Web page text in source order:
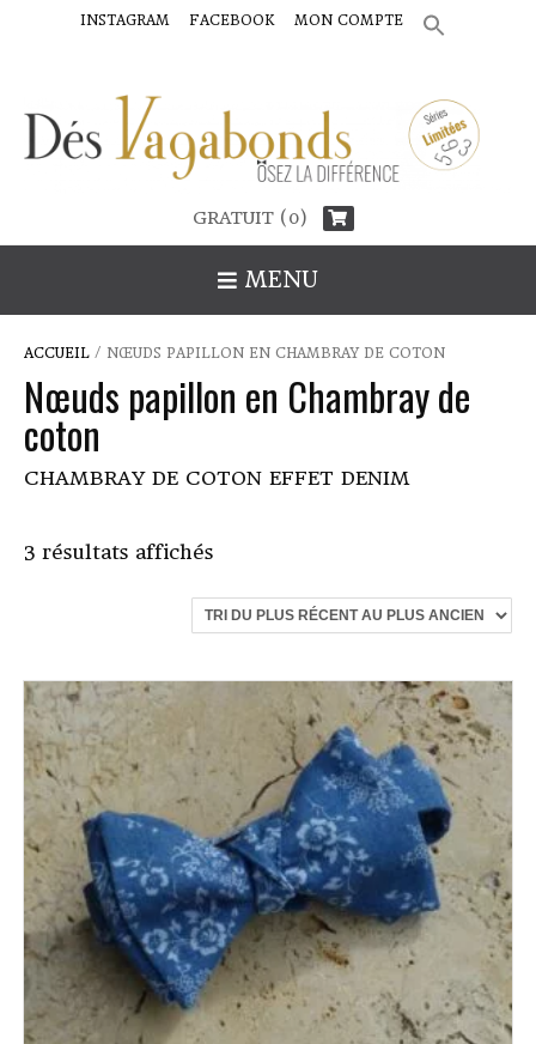
INSTAGRAM FACEBOOK MON COMPTE SEARCH
FOR:
GRATUIT (0)
MENU
ACCUEIL / NŒUDS PAPILLON EN CHAMBRAY DE COTON
Nœuds papillon en Chambray de
coton
CHAMBRAY DE COTON EFFET DENIM
3 résultats affichésTrié
plus
récent
plus
ancien